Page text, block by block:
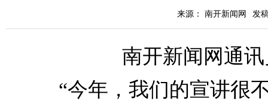
来源： 南开新闻网 发
南开新闻网通讯
“今年，我们的宣讲很不